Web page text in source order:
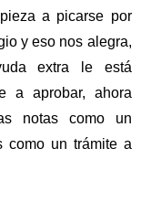
a picarse por
y eso nos alegra,
extra le está
a aprobar, ahora
notas como un
como un trámite a